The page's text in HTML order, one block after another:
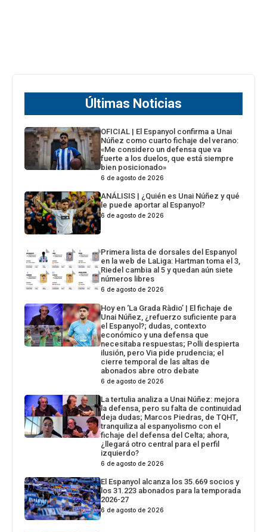
Últimas Noticias
OFICIAL | El Espanyol confirma a Unai
Núñez como cuarto fichaje del verano:
«Me considero un defensa que va
fuerte a los duelos, que está siempre
bien posicionado»
6 de agosto de 2026
ANÁLISIS | ¿Quién es Unai Núñez y qué
le puede aportar al Espanyol?
6 de agosto de 2026
Primera lista de dorsales del Espanyol
en la web de LaLiga: Hartman toma el 3,
Riedel cambia al 5 y quedan aún siete
números libres
6 de agosto de 2026
Hoy en ‘La Grada Ràdio’ | El fichaje de
Unai Núñez, ¿refuerzo suficiente para
el Espanyol?; dudas, contexto
económico y una defensa que
necesitaba respuestas; Polli despierta
ilusión, pero Via pide prudencia; el
cierre temporal de las altas de
abonados abre otro debate
6 de agosto de 2026
La tertulia analiza a Unai Núñez: mejora
la defensa, pero su falta de continuidad
deja dudas; Marcos Piedras, de TQHT,
tranquiliza al espanyolismo con el
fichaje del defensa del Celta; ahora,
¿llegará otro central para el perfil
izquierdo?
6 de agosto de 2026
El Espanyol alcanza los 35.669 socios y
los 31.223 abonados para la temporada
2026-27
6 de agosto de 2026